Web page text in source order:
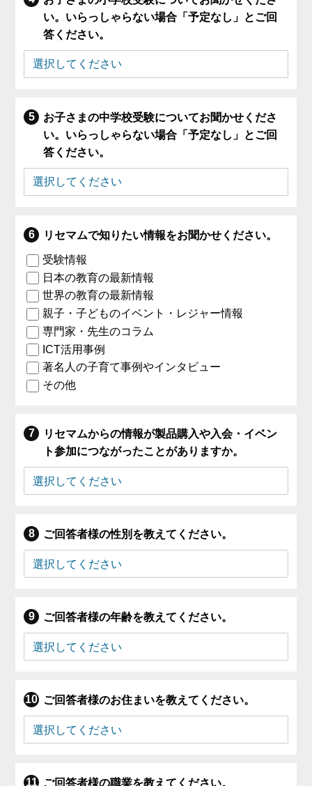
い。いらっしゃらない場合「予定なし」とご回
答ください。
お子さまの中学校受験についてお聞かせくださ
い。いらっしゃらない場合「予定なし」とご回
答ください。
リセマムで知りたい情報をお聞かせください。
受験情報
日本の教育の最新情報
世界の教育の最新情報
親子・子どものイベント・レジャー情報
専門家・先生のコラム
ICT活用事例
著名人の子育て事例やインタビュー
その他
リセマムからの情報が製品購入や入会・イベン
ト参加につながったことがありますか。
ご回答者様の性別を教えてください。
ご回答者様の年齢を教えてください。
ご回答者様のお住まいを教えてください。
ご回答者様の職業を教えてください。